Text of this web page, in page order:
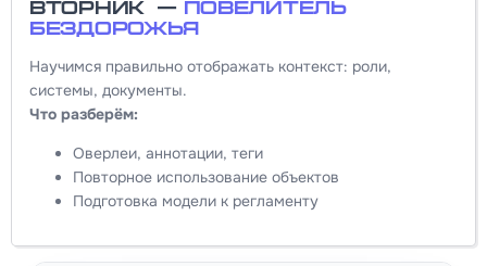
вторник — Повелитель
бездорожья
Научимся правильно отображать контекст: роли,
системы, документы.
Что разберём:
Оверлеи, аннотации, теги
Повторное использование объектов
Подготовка модели к регламенту